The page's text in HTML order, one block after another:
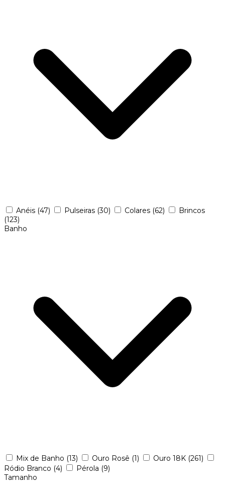
Anéis (47) Pulseiras (30) Colares (62)
Brincos
(123)
Banho
Mix de Banho (13) Ouro Rosê (1) Ouro 18K (261)
Ródio Branco (4) Pérola (9)
Tamanho